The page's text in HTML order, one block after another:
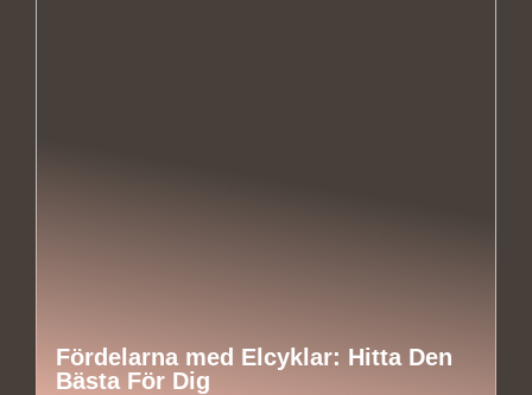
Fördelarna med Elcyklar: Hitta Den
Bästa För Dig